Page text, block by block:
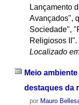
Lançamento
Avançados",
Sociedade",
Religiosos II".
Localizado
Meio
destaques da
por Mauro